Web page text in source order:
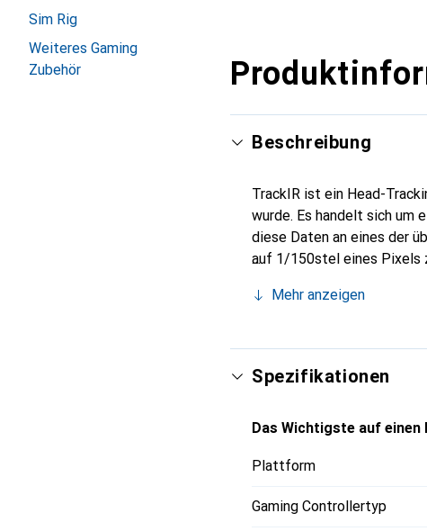
Sim Rig
Weiteres Gaming
Zubehör
Beschreibung
TrackIR ist ein Head-
wurde. Es handelt sich um
diese Daten an eines der
auf 1/150stel eines Pixels
Mehr anzeigen
Spezifikationen
Das Wichtigste auf einen
Plattform
Gaming Controllertyp